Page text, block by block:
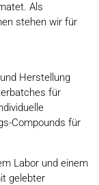
Als
stehen wir für
Herstellung
für
Compounds für
Labor und einem
gelebter